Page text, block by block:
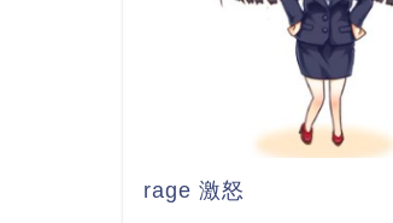
rage 激怒